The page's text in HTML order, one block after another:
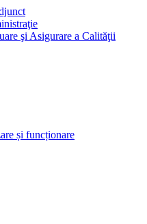
şi Asigurare a Calităţii
și funcționare